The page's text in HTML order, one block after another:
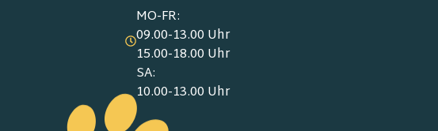
MO-FR:
09.00-13.00 Uhr
15.00-18.00 Uhr
SA:
10.00-13.00 Uhr